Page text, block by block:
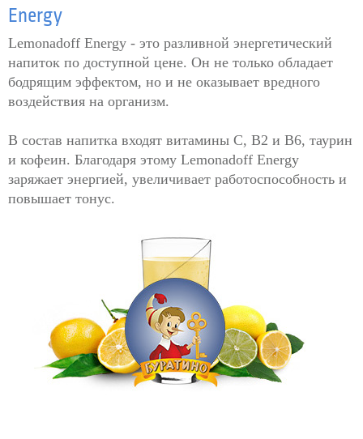
Energy
Lemonadoff Energy - это разливной энергетический
напиток по доступной цене. Он не только обладает
бодрящим эффектом, но и не оказывает вредного
воздействия на организм.
В состав напитка входят витамины С, В2 и В6, таурин
и кофеин. Благодаря этому Lemonadoff Energy
заряжает энергией, увеличивает работоспособность и
повышает тонус.